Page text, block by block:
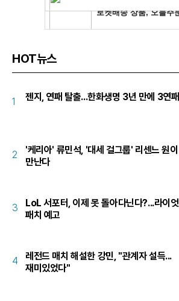
HOT뉴스
1 젠지, 연패 탈출...한화생명 3년 만에 3연패
2
'케리아' 류민석, '대세 걸그룹' 리센느 원이
만난다
3
LoL 서포터, 이제 못 돌아다닌다?...라이엇
패치 예고
4
레전드 매치 해설한 강민, "관계자 설득...
재미있었다"